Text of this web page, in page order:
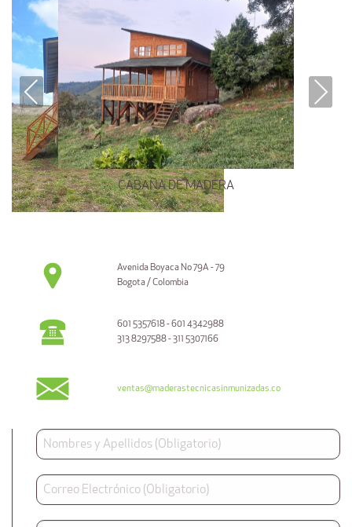
CABAÑA DE MADERA
Previous Next
Avenida Boyaca No 79A - 79
Bogota / Colombia
601 5357618 - 601 4342988
313 8297588 - 311 5307166
ventas@maderastecnicasinmunizadas.co